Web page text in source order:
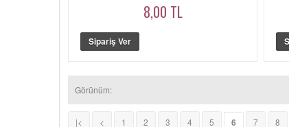
8,00 TL
Görünüm:
|< < 1 2 3 4 5 6 7 8